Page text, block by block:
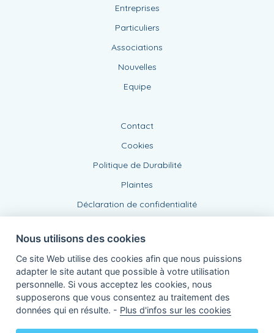
Entreprises
Particuliers
Associations
Nouvelles
Equipe
Contact
Cookies
Politique de Durabilité
Plaintes
Déclaration de confidentialité
Agent lié, BE0474450358
de KBC Assurances sa
Nous utilisons des cookies
Ce site Web utilise des cookies afin que nous puissions
adapter le site autant que possible à votre utilisation
personnelle. Si vous acceptez les cookies, nous
supposerons que vous consentez au traitement des
données qui en résulte. - Plus d'infos sur les cookies